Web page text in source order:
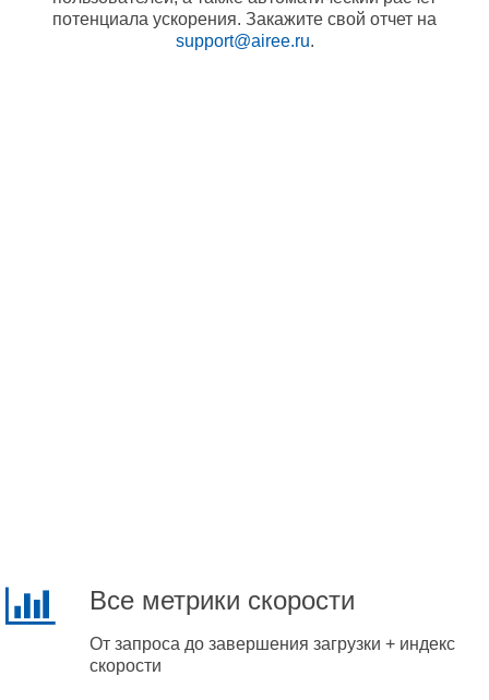
потенциала ускорения. Закажите свой отчет на
support@airee.ru.
Все метрики скорости
От запроса до завершения загрузки + индекс
скорости